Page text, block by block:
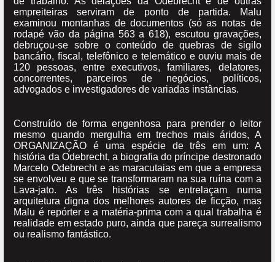
empreiteiras serviram de ponto de partida. Malu
examinou montanhas de documentos (só as notas de
rodapé vão da página 563 a 618), escutou gravações,
debruçou-se sobre o conteúdo de quebras de sigilo
bancário, fiscal, telefônico e telemático e ouviu mais de
120 pessoas, entre executivos, familiares, delatores,
concorrentes, parceiros de negócios, políticos,
advogados e investigadores de variadas instâncias.
Construído de forma engenhosa para prender o leitor
mesmo quando mergulha em trechos mais áridos, A
ORGANIZAÇÃO é uma espécie de três em um: A
história da Odebrecht, a biografia do príncipe destronado
Marcelo Odebrecht e as maracutaias em que a empresa
se envolveu e que se transformaram na sua ruína com a
Lava-jato. As três histórias se entrelaçam numa
arquitetura digna dos melhores autores de ficção, mas
Malu é repórter e a matéria-prima com a qual trabalha é
realidade em estado puro, ainda que pareça surrealismo
ou realismo fantástico.